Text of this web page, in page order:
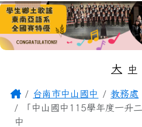
大 中
主內容區域
Home台南市中山國中 教務處
「中山國中115學年度一升
中
頁尾區域